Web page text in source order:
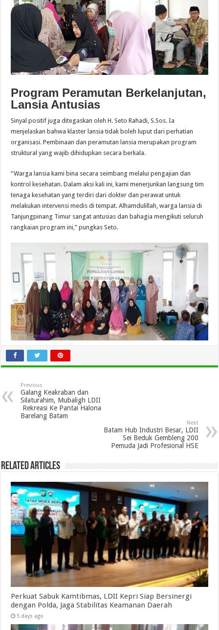
Program Peramutan Berkelanjutan,
Lansia Antusias
Sinyal positif juga ditegaskan oleh H. Seto Rahadi, S.Sos. Ia
menjelaskan bahwa klaster lansia tidak boleh luput dari perhatian
organisasi. Pembinaan dan peramutan lansia merupakan program
struktural yang wajib dihidupkan secara berkala.
“Warga lansia kami bina secara seimbang melalui pengajian dan
kontrol kesehatan. Dalam aksi kali ini, kami menerjunkan langsung tim
tenaga kesehatan yang terdiri dari dokter dan perawat untuk
melakukan intervensi medis di tempat. Alhamdulillah, warga lansia di
Tanjungpinang Timur sangat antusias dan bahagia mengikuti seluruh
rangkaian program ini,” pungkas Seto.
Previous
Galang Keakraban dan
Silaturahim, Mubaligh LDII
Rekreasi Ke Pantai Halona
Barelang Batam
Next
Batam Hub Industri Besar, LDII
Sei Beduk Gembleng 200
Pemuda Jadi Profesional HSE
Related Articles
Perkuat Sabuk Kamtibmas, LDII Kepri Siap Bersinergi
dengan Polda, Jaga Stabilitas Keamanan Daerah
5 days ago